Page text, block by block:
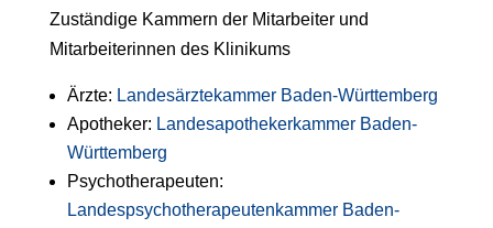
Zuständige Kammern der Mitarbeiter und
Mitarbeiterinnen des Klinikums
Ärzte: Landesärztekammer Baden-Württemberg
Apotheker: Landesapothekerkammer Baden-
Württemberg
Psychotherapeuten:
Landespsychotherapeutenkammer Baden-